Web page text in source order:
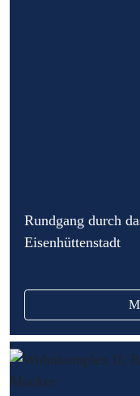
Rundgang durch
Eisenhüttenstadt